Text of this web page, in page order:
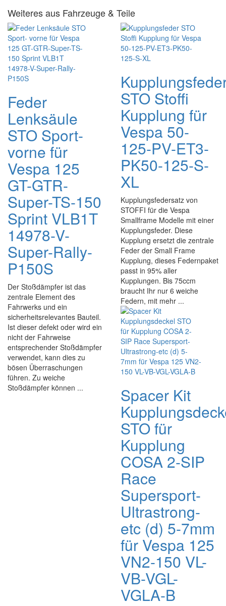
Weiteres aus Fahrzeuge & Teile
Feder
Lenksäule
STO Sport-
vorne für
Vespa 125
GT-GTR-
Super-TS-150
Sprint VLB1T
14978-V-
Super-Rally-
P150S
Der Stoßdämpfer ist das
zentrale Element des
Fahrwerks und ein
sicherheitsrelevantes Bauteil.
Ist dieser defekt oder wird ein
nicht der Fahrweise
entsprechender Stoßdämpfer
verwendet, kann dies zu
bösen Überraschungen
führen. Zu weiche
Stoßdämpfer können ...
STO Stoffi
Kupplung für
Vespa 50-
125-PV-ET3-
PK50-125-S-
XL
Kupplungsfedersatz von
STOFFI für die Vespa
Smallframe Modelle mit einer
Kupplungsfeder. Diese
Kupplung ersetzt die zentrale
Feder der Small Frame
Kupplung, dieses Federnpaket
passt in 95% aller
Kupplungen. Bis 75ccm
braucht Ihr nur 6 weiche
Federn, mit mehr ...
Spacer Kit
STO für
Kupplung
COSA 2-SIP
Race
Supersport-
Ultrastrong-
etc (d) 5-7mm
für Vespa 125
VN2-150 VL-
VB-VGL-
VGLA-B